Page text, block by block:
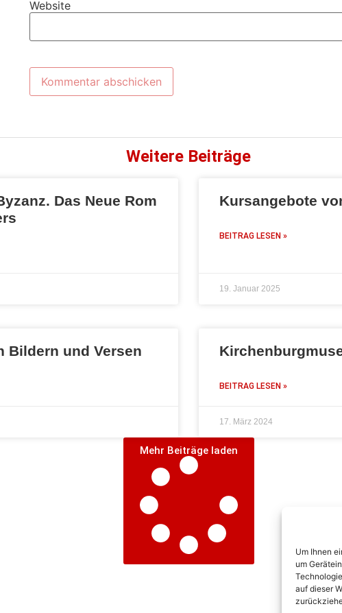
Um Ihnen
um
auf dieser
Website
Weitere Beiträge
Das Neue Rom
Kursangebote
BEITRAG LESEN »
19. Januar 2025
Bildern und Versen
BEITRAG LESEN »
17. März 2024
Mehr Beiträge laden